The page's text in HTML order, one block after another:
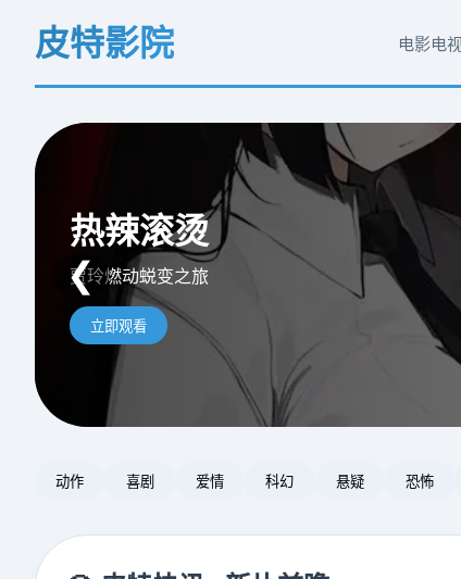
皮特影院 电影电
阿凡达：水之道
重返潘多拉海洋史诗
立即观看
热辣滚烫
贾玲燃动蜕变之旅
立即观看
沙丘2
天选之子复仇史诗
立即观看
❮
动作 喜剧 爱情 科幻 悬疑 恐怖